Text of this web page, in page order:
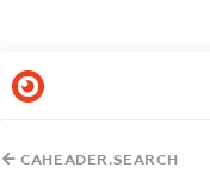
CAHEADER.SEARCH